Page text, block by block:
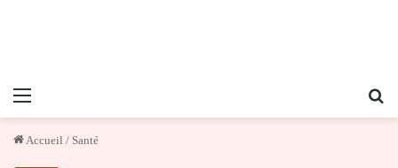
Menu
Accueil / Santé